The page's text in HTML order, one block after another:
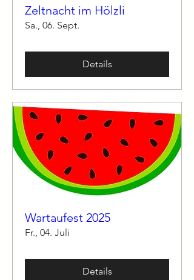
Zeltnacht im Hölzli
Sa., 06. Sept.
Details
Wartaufest 2025
Fr., 04. Juli
Details